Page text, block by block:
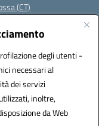
degli utenti -
necessari al
dei servizi
inoltre,
da Web
(CT)
istsc_CTIC83200R